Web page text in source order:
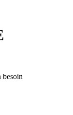
besoin